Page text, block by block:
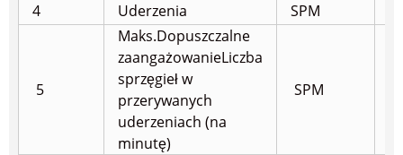
4
Uderzenia SPM
5
Maks.Dopuszczalne
zaangażowanieLiczba
sprzęgieł w
przerywanych
uderzeniach (na
minutę)
SPM